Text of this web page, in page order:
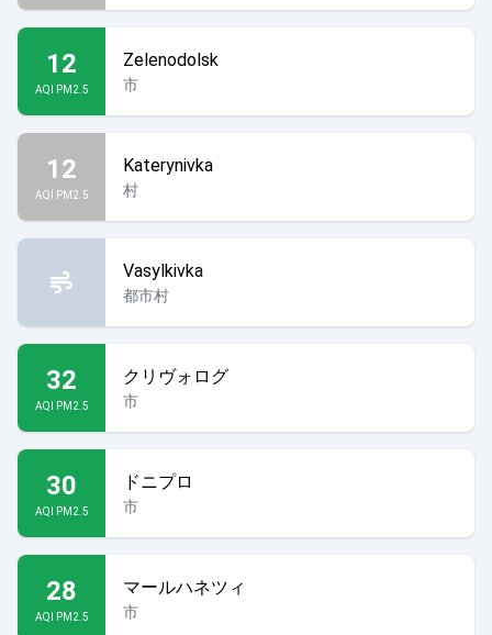
12
AQI PM2.5
Zelenodolsk
市
12
AQI PM2.5
Katerynivka
村
Vasylkivka
都市村
32
AQI PM2.5
クリヴォログ
市
30
AQI PM2.5
ドニプロ
市
28
AQI PM2.5
マールハネツィ
市